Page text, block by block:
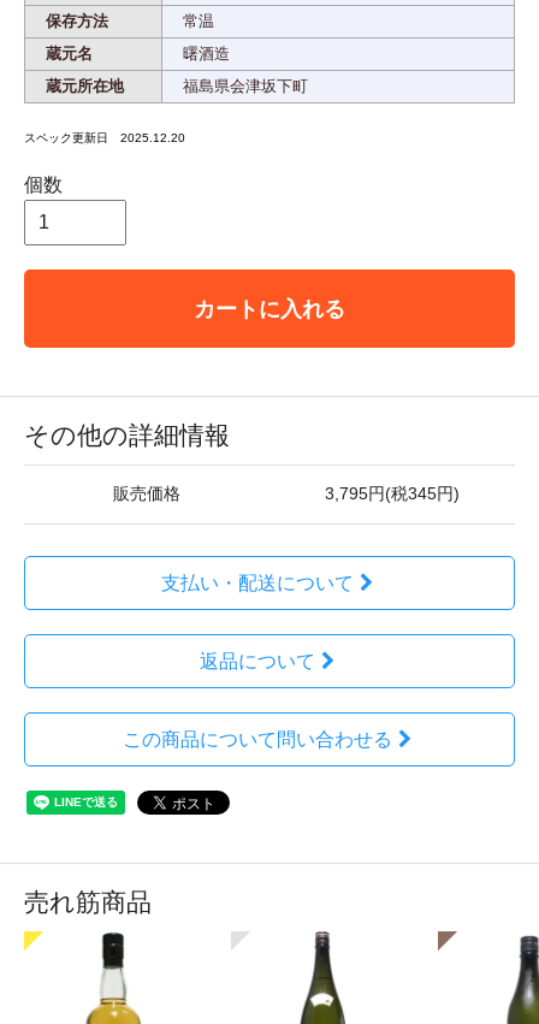
保存方法
常温
蔵元名
曙酒造
蔵元所在地
福島県会津坂下町
スペック更新日 2025.12.20
個数
カートに入れる
その他の詳細情報
販売価格 3,795円(税345円)
支払い・配送について
返品について
この商品について問い合わせる
売れ筋商品